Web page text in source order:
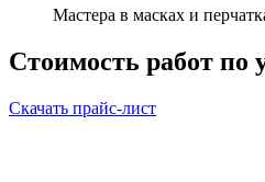
Мастера в масках и
Стоимость работ по
Скачать прайс-лист